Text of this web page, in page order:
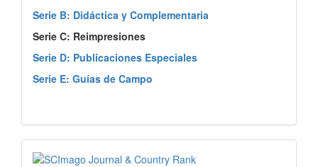
Serie B: Didáctica y Complementaria
Serie C: Reimpresiones
Serie D: Publicaciones Especiales
Serie E: Guías de Campo